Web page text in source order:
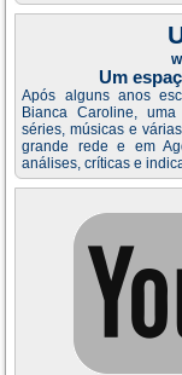
Um
Após alguns anos
Bianca Caroline,
séries, músicas e
grande rede e em
análises, críticas e